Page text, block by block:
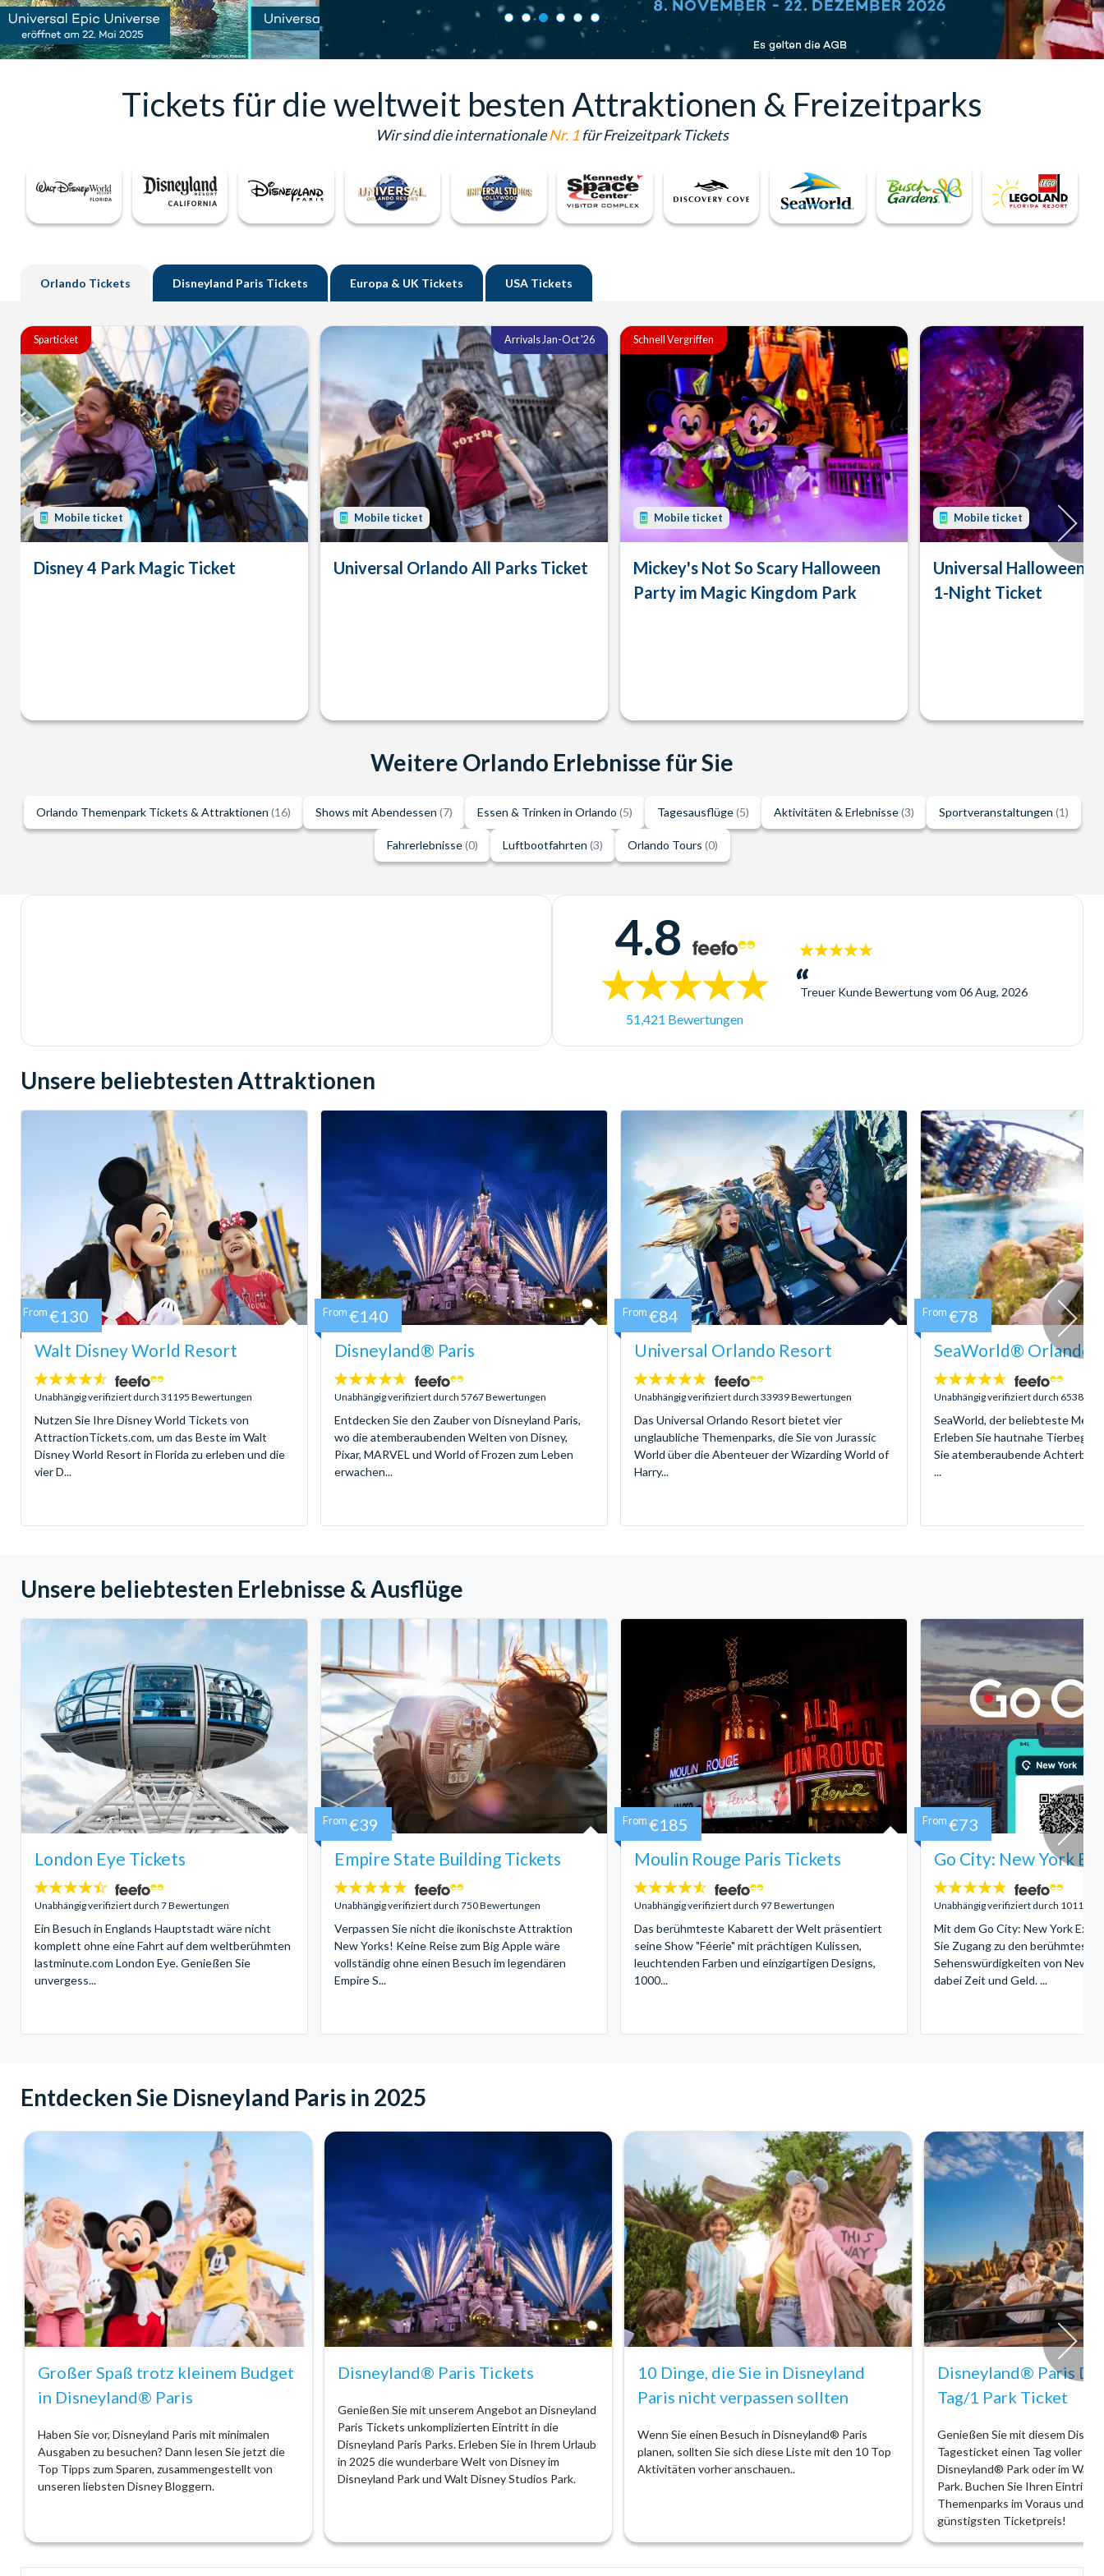
Tickets für die weltweit besten Attraktionen & Freizeitparks
Wir sind die internationaleNr. 1 für Freizeitpark Tickets
Orlando Tickets Disneyland Paris Tickets Europa & UK Tickets USA Tickets
Sparticket
Mobile ticket
Disney 4 Park Magic Ticket
Arrivals Jan-Oct '26
Mobile ticket
Universal Orlando All Parks Ticket
Schnell Vergriffen
Mobile ticket
Mickey's Not So Scary Halloween
Party im Magic Kingdom Park
Mobile ticket
Universal Halloween
1-Night Ticket
Weitere Orlando Erlebnisse für Sie
Orlando Themenpark Tickets & Attraktionen (16) Shows mit Abendessen (7) Essen & Trinken in Orlando (5) Tagesausflüge(5) Aktivitäten & Erlebnisse(3) Sportveranstaltungen (1)
Fahrerlebnisse(0) Luftbootfahrten (3) Orlando Tours (0)
4.8
51,421 Bewertungen
5
Sterne:
Treuer KundeBewertung vom 06 Aug, 2026
Unsere beliebtesten Attraktionen
Walt Disney World Resort
4.5
Sterne:
Unabhängig verifiziert durch 31195 Bewertungen
Nutzen Sie Ihre Disney World Tickets von
AttractionTickets.com, um das Beste im Walt
Disney World Resort in Florida zu erleben und die
vier D...
From €130
Disneyland® Paris
4.6
Sterne:
Unabhängig verifiziert durch 5767 Bewertungen
Entdecken Sie den Zauber von Disneyland Paris,
wo die atemberaubenden Welten von Disney,
Pixar, MARVEL und World of Frozen zum Leben
erwachen...
From €140
Universal Orlando Resort
4.7
Sterne:
Unabhängig verifiziert durch 33939 Bewertungen
Das Universal Orlando Resort bietet vier
unglaubliche Themenparks, die Sie von Jurassic
World über die Abenteuer der Wizarding World of
Harry...
From €84
SeaWorld® Orlando
4.6
Sterne:
Unabhängig verifiziert durch 6538
SeaWorld, der beliebteste
Erleben Sie hautnahe
Sie atemberaubende
...
From €78
Unsere beliebtesten Erlebnisse & Ausflüge
London Eye Tickets
4.4
Sterne:
Unabhängig verifiziert durch 7 Bewertungen
Ein Besuch in Englands Hauptstadt wäre nicht
komplett ohne eine Fahrt auf dem weltberühmten
lastminute.com London Eye. Genießen Sie
unvergess...
Empire State Building Tickets
4.7
Sterne:
Unabhängig verifiziert durch 750 Bewertungen
Verpassen Sie nicht die ikonischste Attraktion
New Yorks! Keine Reise zum Big Apple wäre
vollständig ohne einen Besuch im legendären
Empire S...
From €39
Moulin Rouge Paris Tickets
4.5
Sterne:
Unabhängig verifiziert durch 97 Bewertungen
Das berühmteste Kabarett der Welt präsentiert
seine Show "Féerie" mit prächtigen Kulissen,
leuchtenden Farben und einzigartigen Designs,
1000...
From €185
Go City: New York
4.7
Sterne:
Unabhängig verifiziert durch 1011
Mit dem Go City: New York
Sie Zugang zu den berühmtesten
Sehenswürdigkeiten von New
dabei Zeit und Geld. ...
From €73
Entdecken Sie Disneyland Paris in 2025
Großer Spaß trotz kleinem Budget
in Disneyland® Paris
Haben Sie vor, Disneyland Paris mit minimalen
Ausgaben zu besuchen? Dann lesen Sie jetzt die
Top Tipps zum Sparen, zusammengestellt von
unseren liebsten Disney Bloggern.
Disneyland® Paris Tickets
Genießen Sie mit unserem Angebot an Disneyland
Paris Tickets unkomplizierten Eintritt in die
Disneyland Paris Parks. Erleben Sie in Ihrem Urlaub
in 2025 die wunderbare Welt von Disney im
Disneyland Park und Walt Disney Studios Park.
10 Dinge, die Sie in Disneyland
Paris nicht verpassen sollten
Wenn Sie einen Besuch in Disneyland® Paris
planen, sollten Sie sich diese Liste mit den 10 Top
Aktivitäten vorher anschauen..
Disneyland® Paris
Tag/1 Park Ticket
Genießen Sie mit diesem
Tagesticket einen Tag voller
Disneyland® Park oder im Walt
Park. Buchen Sie Ihren Eintritt
Themenparks im Voraus und
günstigsten Ticketpreis!